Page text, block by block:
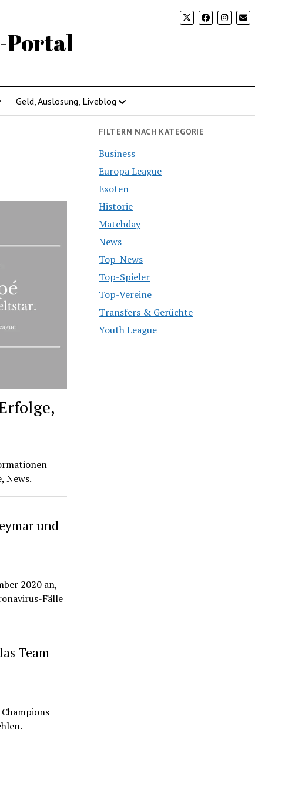
Portal
Geld, Auslosung, Liveblog
News.
und
2020 an,
Fälle
Team
FILTERN NACH KATEGORIE
Business
Europa League
Exoten
Historie
Matchday
News
Top-News
Top-Spieler
Top-Vereine
Transfers & Gerüchte
Youth League